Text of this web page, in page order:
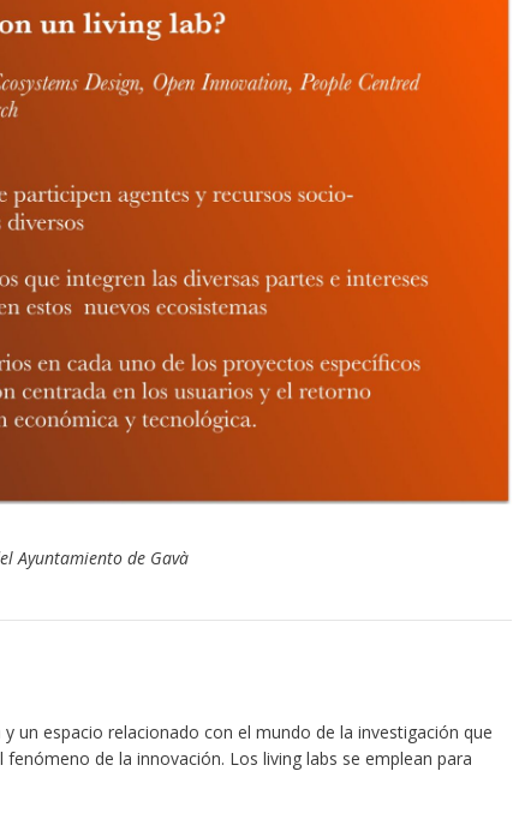
Ayuntamiento de Gavà
un espacio relacionado con el mundo de la investigación que
de la innovación. Los living labs se emplean para